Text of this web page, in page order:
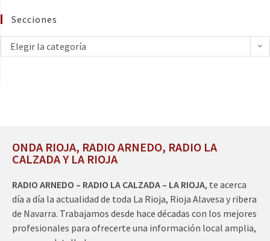
Secciones
Elegir la categoría
ONDA RIOJA, RADIO ARNEDO, RADIO LA
CALZADA Y LA RIOJA
RADIO ARNEDO – RADIO LA CALZADA – LA RIOJA, te acerca
día a día la actualidad de toda La Rioja, Rioja Alavesa y ribera
de Navarra. Trabajamos desde hace décadas con los mejores
profesionales para ofrecerte una información local amplia,